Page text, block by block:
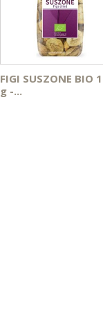
FIGI SUSZONE BIO
g -...